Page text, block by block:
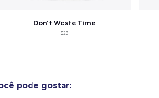
Don't Waste Time
$23
pode gostar: